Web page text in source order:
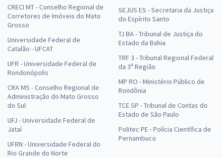
CRECI MT - Conselho Regional de
Corretores de Imóveis do Mato
Grosso
Universidade Federal de
Catalão - UFCAT
UFR - Universidade Federal de
Rondonópolis
CRA MS - Conselho Regional de
Administração do Mato Grosso
do Sul
UFJ - Universidade Federal de
Jataí
UFRN - Universidade Federal do
Rio Grande do Norte
SEJUS ES - Secretaria da Justiça
do Espírito Santo
TJ BA - Tribunal de Justiça do
Estado da Bahia
TRF 3 - Tribunal Regional Federal
da 3ª Região
MP RO - Ministério Público de
Rondônia
TCE SP - Tribunal de Contas do
Estado de São Paulo
Politec PE - Polícia Científica de
Pernambuco